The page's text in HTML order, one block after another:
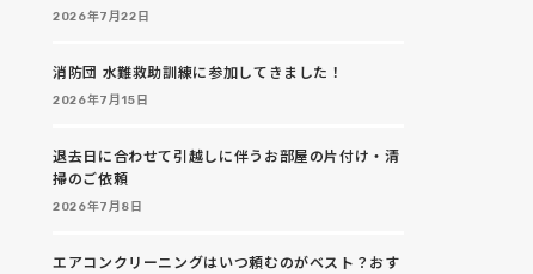
2026年7月22日
消防団 水難救助訓練に参加してきました！
2026年7月15日
退去日に合わせて引越しに伴うお部屋の片付け・清
掃のご依頼
2026年7月8日
エアコンクリーニングはいつ頼むのがベスト？おす